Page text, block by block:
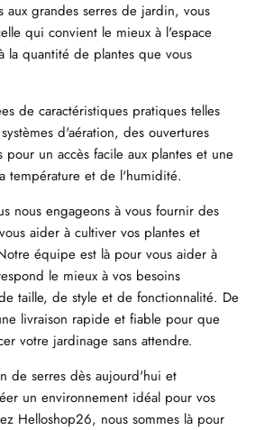
aux grandes serres de jardin, vous
qui convient le mieux à l'espace
la quantité de plantes que vous
de caractéristiques pratiques telles
d'aération, des ouvertures
pour un accès facile aux plantes et une
température et de l'humidité.
nous engageons à vous fournir des
aider à cultiver vos plantes et
équipe est là pour vous aider à
le mieux à vos besoins
taille, de style et de fonctionnalité. De
livraison rapide et fiable pour que
votre jardinage sans attendre.
de serres dès aujourd'hui et
un environnement idéal pour vos
Helloshop26, nous sommes là pour